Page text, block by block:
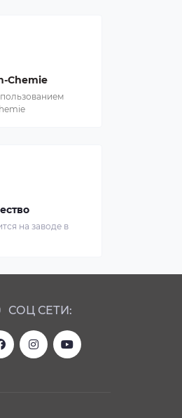
Chemie
на заводе в
СОЦ СЕТИ: